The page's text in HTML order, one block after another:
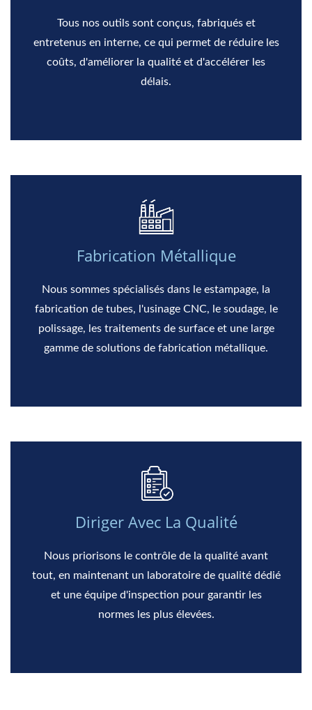
Tous nos outils sont conçus, fabriqués et
entretenus en interne, ce qui permet de réduire les
coûts, d'améliorer la qualité et d'accélérer les
délais.
Fabrication Métallique
Nous sommes spécialisés dans le estampage, la
fabrication de tubes, l'usinage CNC, le soudage, le
polissage, les traitements de surface et une large
gamme de solutions de fabrication métallique.
Diriger Avec La Qualité
Nous priorisons le contrôle de la qualité avant
tout, en maintenant un laboratoire de qualité dédié
et une équipe d'inspection pour garantir les
normes les plus élevées.